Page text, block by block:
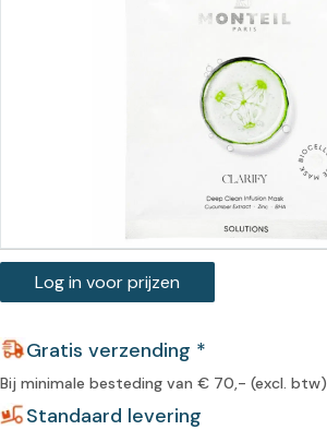
Log in voor prijzen
Gratis verzending *
Bij minimale besteding van € 70,- (excl. btw)
Standaard levering